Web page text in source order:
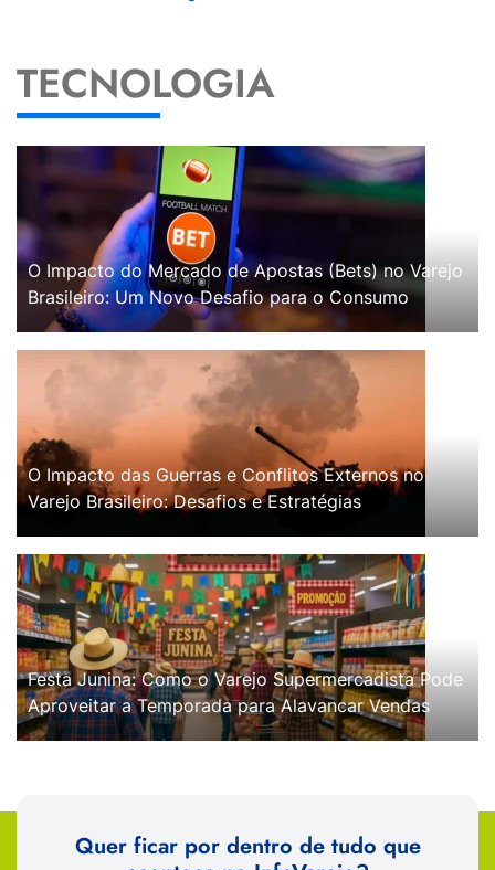
TECNOLOGIA
O Impacto do Mercado de Apostas (Bets) no Varejo
Brasileiro: Um Novo Desafio para o Consumo
O Impacto das Guerras e Conflitos Externos no
Varejo Brasileiro: Desafios e Estratégias
Festa Junina: Como o Varejo Supermercadista Pode
Aproveitar a Temporada para Alavancar Vendas
Quer ficar por dentro de tudo que